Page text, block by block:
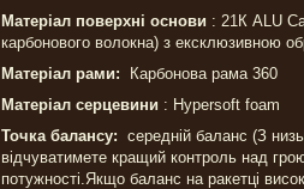
Матеріал поверхні основи : 21К ALU
карбонового волокна) з ексклюзивною
Матеріал рами: Карбонова рама 360
Матеріал серцевини : Hypersoft foam
Точка балансу: середній баланс (З
відчуватимете кращий контроль над
потужності.Якщо баланс на ракетці